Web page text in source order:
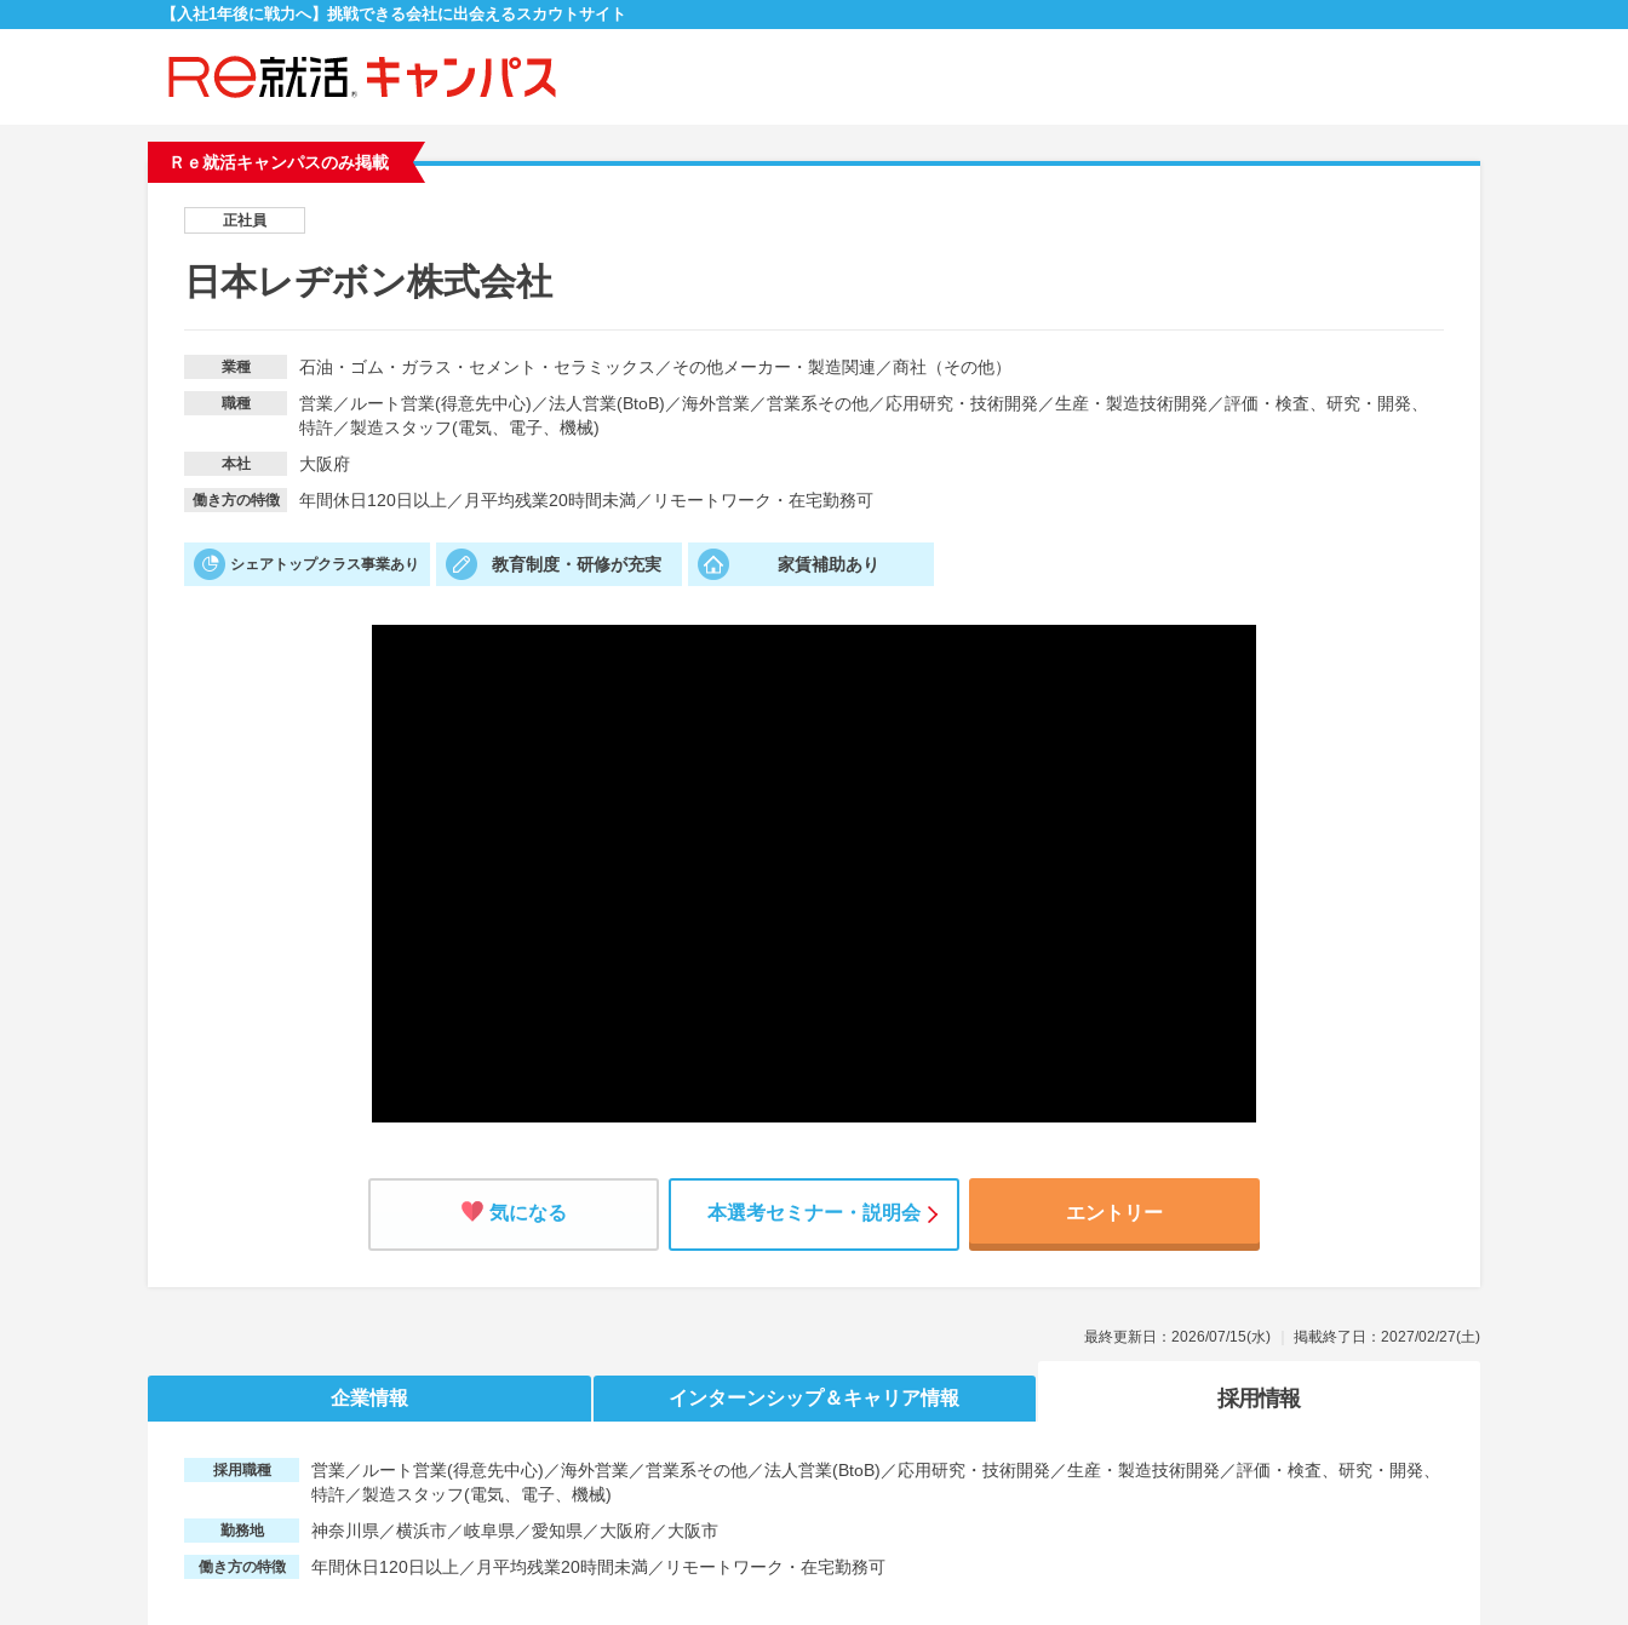
【入社1年後に戦力へ】挑戦できる会社に出会えるスカウトサイト
Ｒｅ就活キャンパスのみ掲載
正社員
日本レヂボン株式会社
業種 石油・ゴム・ガラス・セメント・セラミックス ／その他メーカー・製造関連 ／商社（その他）
職種 営業／ ルート営業(得意先中心) ／法人営業(BtoB) ／海外営業／営業系その他／応用研究・技術開発 ／生産・製造技術開発 ／評価・検査、研究・開発、
特許／製造スタッフ(電気、電子、機械)
本社 大阪府
働き方の特徴 年間休日120日以上 ／ 月平均残業20時間未満／ リモートワーク・在宅勤務可
シェアトップクラス事業あり 教育制度・研修が充実 家賃補助あり
気になる 本選考セミナー・説明会 エントリー
最終更新日：2026/07/15(水) 掲載終了日：2027/02/27(土)
企業情報 インターンシップ＆キャリア情報 採用情報
採用職種
営業／ルート営業(得意先中心)／海外営業／営業系その他／法人営業(BtoB)／応用研究・技術開発／生産・製造技術開発／評価・検査、研究・開発、
特許／製造スタッフ(電気、電子、機械)
勤務地 神奈川県／横浜市／岐阜県／愛知県／大阪府／大阪市
働き方の特徴 年間休日120日以上／月平均残業20時間未満／リモートワーク・在宅勤務可